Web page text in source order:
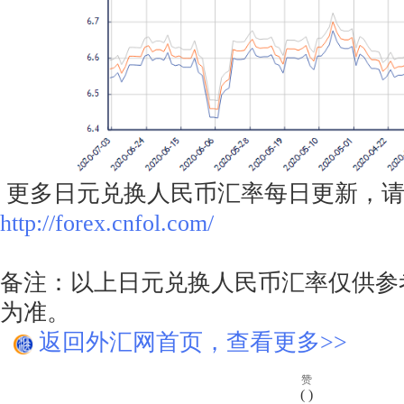
更多日元兑换人民币汇率每日更新，
http://forex.cnfol.com/
备注：以上日元兑换人民币汇率仅供
为准。
返回外汇网首页，查看更多>>
赞
( )